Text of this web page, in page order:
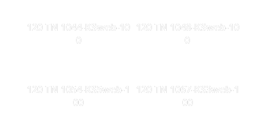
120 TN 1044-KSweb-10
0
120 TN 1048-KSweb-10
0
120 TN 1054-KS5web-1
00
120 TN 1067-KS3web-1
00